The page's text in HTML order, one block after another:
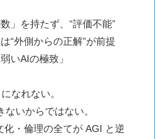
」を持たず、“評価不能”
“外側からの正解”が前提
いAIの極致」
なれない。
ないからではない。
化・倫理の全てが AGI と逆